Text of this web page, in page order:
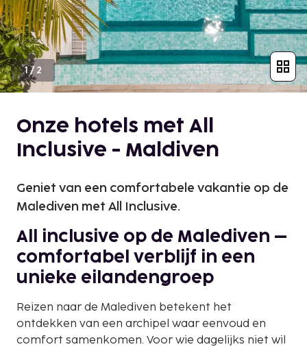
1/2
Onze hotels met All
Inclusive - Maldiven
Geniet van een comfortabele vakantie op de
Malediven met All Inclusive.
All inclusive op de Malediven –
comfortabel verblijf in een
unieke eilandengroep
Reizen naar de Malediven betekent het
ontdekken van een archipel waar eenvoud en
comfort samenkomen. Voor wie dagelijks niet wil